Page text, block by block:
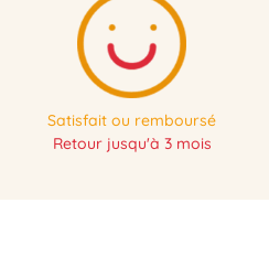
Satisfait ou remboursé
Retour jusqu'à 3 mois